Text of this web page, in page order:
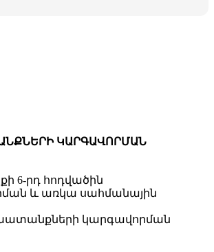
ԿԱՐԳԱՎՈՐՄԱՆ
6-րդ հոդվածին
և առկա սահմանային
կարգավորման